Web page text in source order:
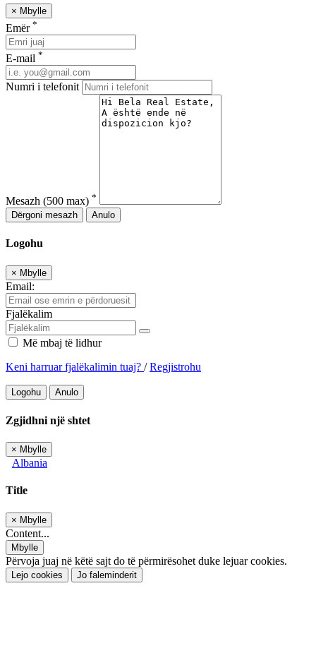
× Mbylle
Emër *
E-mail *
Numri i telefonit
Mesazh (500 max) *
Dërgoni mesazh
Anulo
Logohu
× Mbylle
Email:
Fjalëkalim
Më mbaj të lidhur
Keni harruar fjalëkalimin tuaj? /Regjistrohu
Logohu Anulo
Zgjidhni një shtet
× Mbylle
Albania
Title
× Mbylle
Content...
Mbylle
Përvoja juaj në këtë sajt do të përmirësohet duke lejuar cookies.
Lejo cookies Jo faleminderit